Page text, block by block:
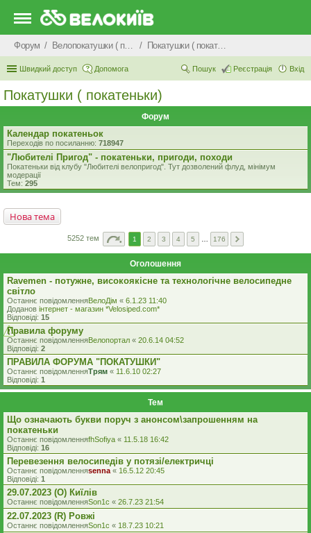
Форум Велопокатушки ( покатеньки), велопоходи, туризм. Покатушки ( покатеньки)
Швидкий доступ Допомога Вхід
Реєстрація
Пошук
Покатушки ( покатеньки)
Форум
Календар покатеньок
Переходів по посиланню: 718947
"Любителі Пригод" - покатеньки, пригоди, походи
Покатеньки від клубу "Любителі велопригод". Тут дозволений флуд, мінімум
модерації
Тем: 295
Нова тема
5252 тем 1 2 3 4 5 176
Оголошення
Ravemen - потужне, високоякісне та технологічне велосипедне
світло
Останнє повідомленняВелоДім « 6.1.23 11:40
Доданов iнтернет - магазин *Velosiped.com*
Відповіді: 15
Правила форуму
Останнє повідомленняВелопортал « 20.6.14 04:52
Відповіді: 2
ПРАВИЛА ФОРУМА "ПОКАТУШКИ"
Останнє повідомленняТрям « 11.6.10 02:27
Відповіді: 1
Тем
Що означають букви поруч з анонсом\запрошенням на
покатеньки
Останнє повідомленняfhSofiya « 11.5.18 16:42
Відповіді: 16
Перевезення велосипедів у потязі/електричці
Останнє повідомленняsenna « 16.5.12 20:45
Відповіді: 1
29.07.2023 (O) Киїлів
Останнє повідомленняSon1c « 26.7.23 21:54
22.07.2023 (R) Ровжі
Останнє повідомленняSon1c « 18.7.23 10:21